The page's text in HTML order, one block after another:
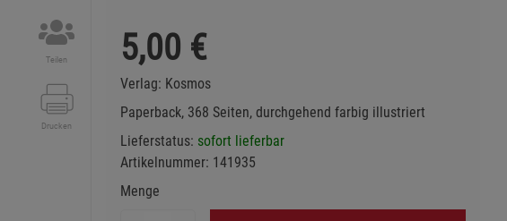
Teilen
Drucken
5,00 €
Verlag: Kosmos
Paperback, 368 Seiten, durchgehend farbig illustriert
Lieferstatus: sofort lieferbar
Artikelnummer: 141935
Menge